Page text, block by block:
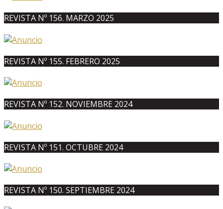
REVISTA Nº 156. MARZO 2025
REVISTA Nº 155. FEBRERO 2025
REVISTA Nº 152. NOVIEMBRE 2024
REVISTA Nº 151. OCTUBRE 2024
REVISTA Nº 150. SEPTIEMBRE 2024